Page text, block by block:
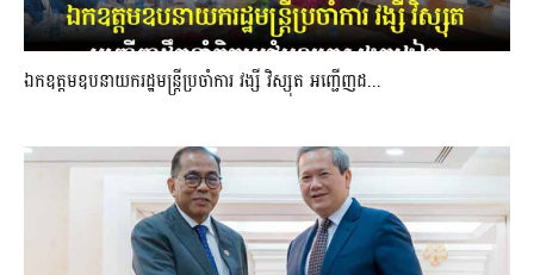
ឯកឧត្តមឧបនាយករដ្ឋមន្រ្តីប្រចាំការ វង្សី វិស្សុត អញ្ជើញដ...